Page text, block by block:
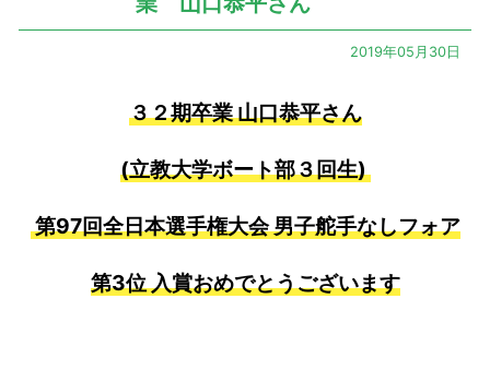
2019年05月30日
３２期卒業 山口恭平さん
(立教大学ボート部３回生)
第97回全日本選手権大会 男子舵手なしフォア
第3位 入賞おめでとうございます